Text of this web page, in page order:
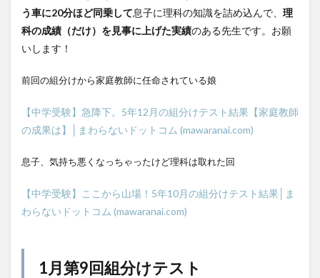
う車に20分ほど同乗して息子に理科の知識を詰め込んで、 理
科の成績（だけ）を見事に上げた実績のある先生です。お願
いします！
前回の組分けから家庭教師に任命されている娘
【中学受験】急降下。5年12月の組分けテスト結果【家庭教師
の成果は】│まわらないドットコム (mawaranai.com)
息子、気持ち悪くなっちゃったけど理科は取れた回
【中学受験】ここから山場！5年10月の組分けテスト結果│ま
わらないドットコム (mawaranai.com)
1月第9回組分けテスト